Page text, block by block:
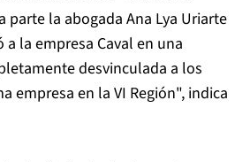
parte la abogada Ana Lya Uriarte
a la empresa Caval en una
desvinculada a los
empresa en la VI Región", indica